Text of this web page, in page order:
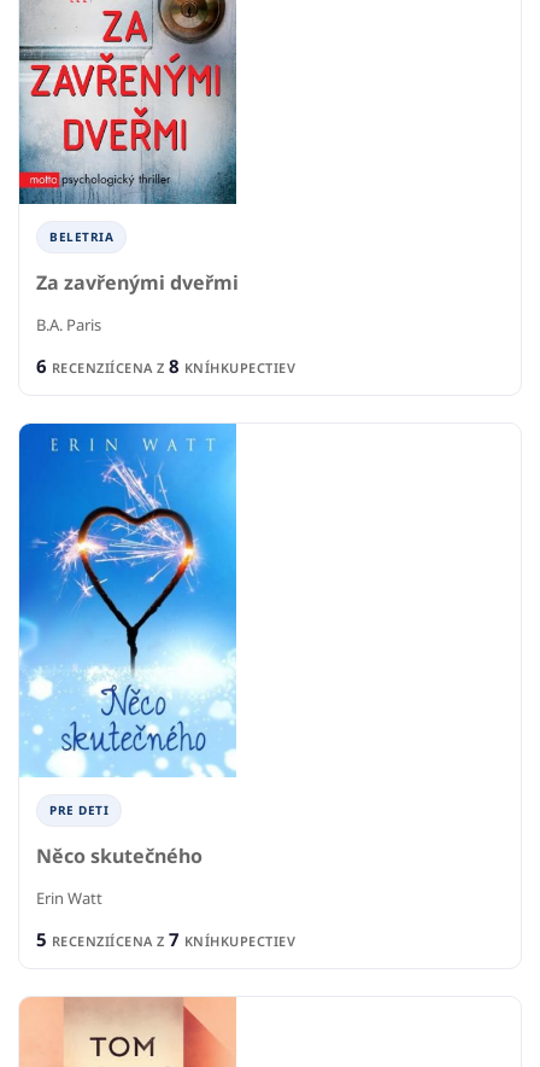
BELETRIA
Za zavřenými dveřmi
B.A. Paris
6 RECENZIÍCENA Z 8 KNÍHKUPECTIEV
PRE DETI
Něco skutečného
Erin Watt
5 RECENZIÍCENA Z 7 KNÍHKUPECTIEV